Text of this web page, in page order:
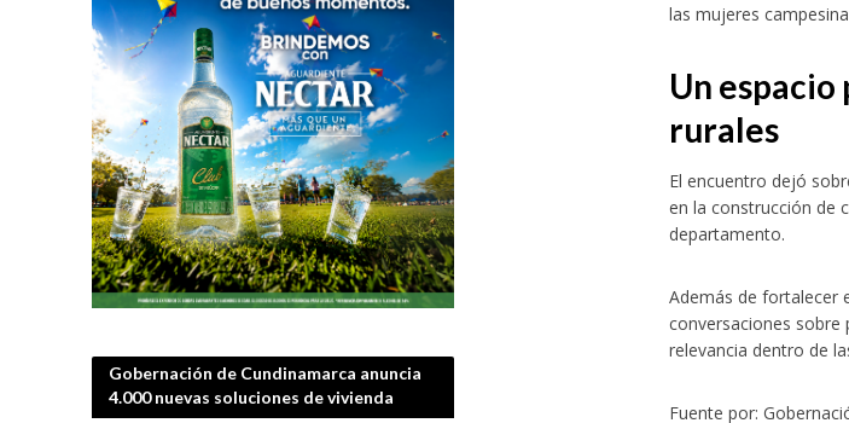
Gobernación de Cundinamarca anuncia
4.000 nuevas soluciones de vivienda
las mujeres
Un
rurales
El encuentro dejó
en la construcción de
departamento.
Además de fortalecer
conversaciones
relevancia dentro de
Fuente por: